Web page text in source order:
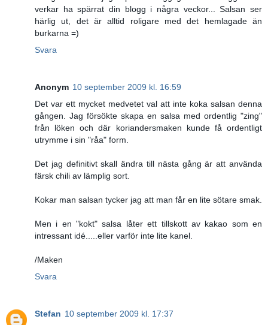
verkar ha spärrat din blogg i några veckor... Salsan ser
härlig ut, det är alltid roligare med det hemlagade än
burkarna =)
Svara
Anonym 10 september 2009 kl. 16:59
Det var ett mycket medvetet val att inte koka salsan denna
gången. Jag försökte skapa en salsa med ordentlig "zing"
från löken och där koriandersmaken kunde få ordentligt
utrymme i sin "råa" form.
Det jag definitivt skall ändra till nästa gång är att använda
färsk chili av lämplig sort.
Kokar man salsan tycker jag att man får en lite sötare smak.
Men i en "kokt" salsa låter ett tillskott av kakao som en
intressant idé.....eller varför inte lite kanel.
/Maken
Svara
Stefan 10 september 2009 kl. 17:37